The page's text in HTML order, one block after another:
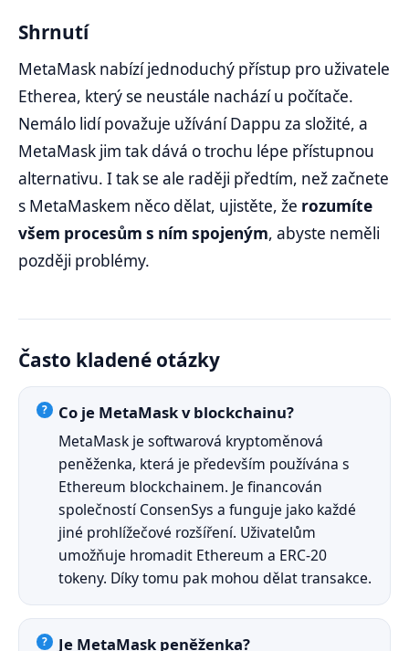
Shrnutí
MetaMask nabízí jednoduchý přístup pro uživatele
Etherea, který se neustále nachází u počítače.
Nemálo lidí považuje užívání Dappu za složité, a
MetaMask jim tak dává o trochu lépe přístupnou
alternativu. I tak se ale raději předtím, než začnete
s MetaMaskem něco dělat, ujistěte, že rozumíte
všem procesům s ním spojeným, abyste neměli
později problémy.
Často kladené otázky
Co je MetaMask v blockchainu?
MetaMask je softwarová kryptoměnová
peněženka, která je především používána s
Ethereum blockchainem. Je financován
společností ConsenSys a funguje jako každé
jiné prohlížečové rozšíření. Uživatelům
umožňuje hromadit Ethereum a ERC-20
tokeny. Díky tomu pak mohou dělat transakce.
Je MetaMask peněženka?